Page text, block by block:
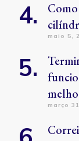
maio 5,
março